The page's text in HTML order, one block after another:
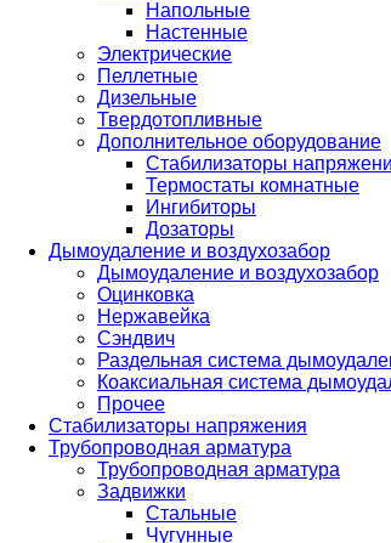
Напольные
Настенные
Электрические
Пеллетные
Дизельные
Твердотопливные
Дополнительное оборудование
Стабилизаторы
Термостаты комнатные
Ингибиторы
Дозаторы
Дымоудаление и воздухозабор
Дымоудаление и воздухозабор
Оцинковка
Нержавейка
Сэндвич
Раздельная система
Коаксиальная система
Прочее
Стабилизаторы напряжения
Трубопроводная арматура
Трубопроводная арматура
Задвижки
Стальные
Чугунные